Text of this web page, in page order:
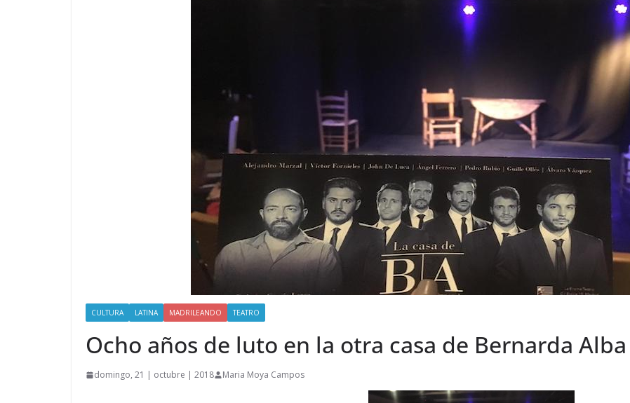
CULTURA LATINA MADRILEANDO TEATRO
Ocho años de luto en la otra casa de Bernarda Alba
domingo, 21 | octubre | 2018 Maria Moya Campos